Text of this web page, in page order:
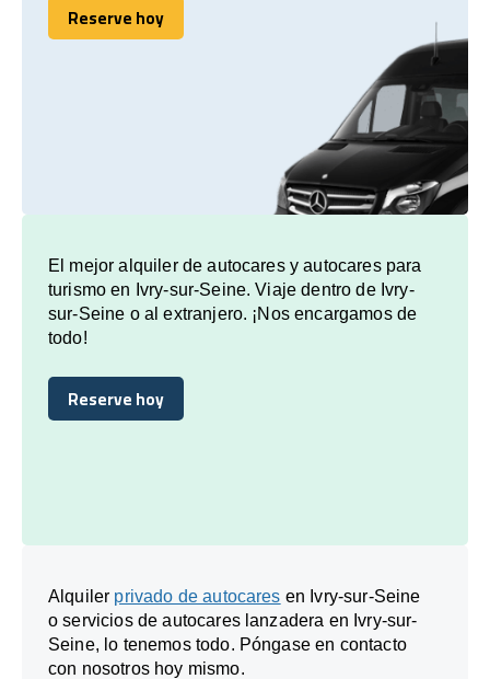
Reserve hoy
Reserve hoy
El mejor alquiler de autocares y autocares para
turismo en Ivry-sur-Seine. Viaje dentro de Ivry-
sur-Seine o al extranjero. ¡Nos encargamos de
todo!
Reserve hoy
Reserve hoy
Alquiler privado de autocares en Ivry-sur-Seine
o servicios de autocares lanzadera en Ivry-sur-
Seine, lo tenemos todo. Póngase en contacto
con nosotros hoy mismo.